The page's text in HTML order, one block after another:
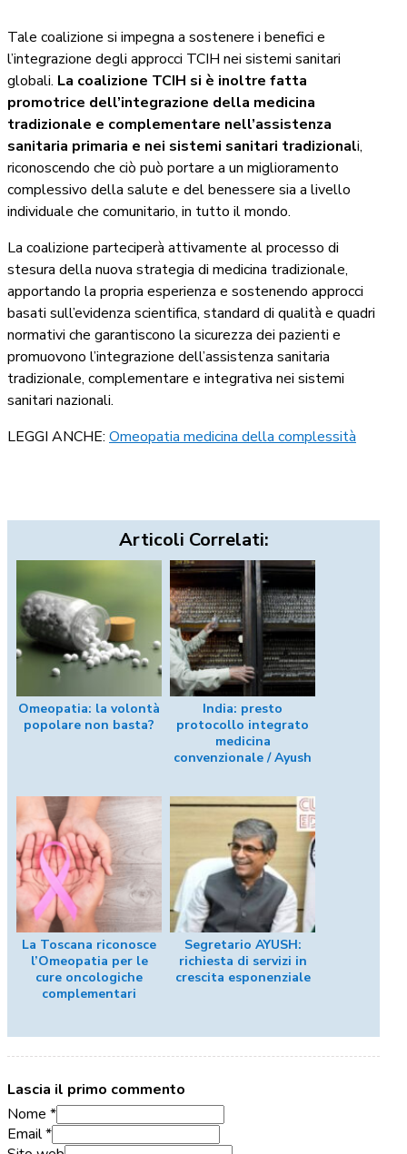
Tale coalizione si impegna a sostenere i benefici e
l’integrazione degli approcci TCIH nei sistemi sanitari
globali. La coalizione TCIH si è inoltre fatta
promotrice dell’integrazione della medicina
tradizionale e complementare nell’assistenza
sanitaria primaria e nei sistemi sanitari tradizionali,
riconoscendo che ciò può portare a un miglioramento
complessivo della salute e del benessere sia a livello
individuale che comunitario, in tutto il mondo.
La coalizione parteciperà attivamente al processo di
stesura della nuova strategia di medicina tradizionale,
apportando la propria esperienza e sostenendo approcci
basati sull’evidenza scientifica, standard di qualità e quadri
normativi che garantiscono la sicurezza dei pazienti e
promuovono l’integrazione dell’assistenza sanitaria
tradizionale, complementare e integrativa nei sistemi
sanitari nazionali.
LEGGI ANCHE: Omeopatia medicina della complessità
Articoli Correlati:
Omeopatia: la volontà
popolare non basta?
India: presto
protocollo integrato
medicina
convenzionale / Ayush
La Toscana riconosce
l’Omeopatia per le
cure oncologiche
complementari
Segretario AYUSH:
richiesta di servizi in
crescita esponenziale
Lascia il primo commento
Nome *
Email *